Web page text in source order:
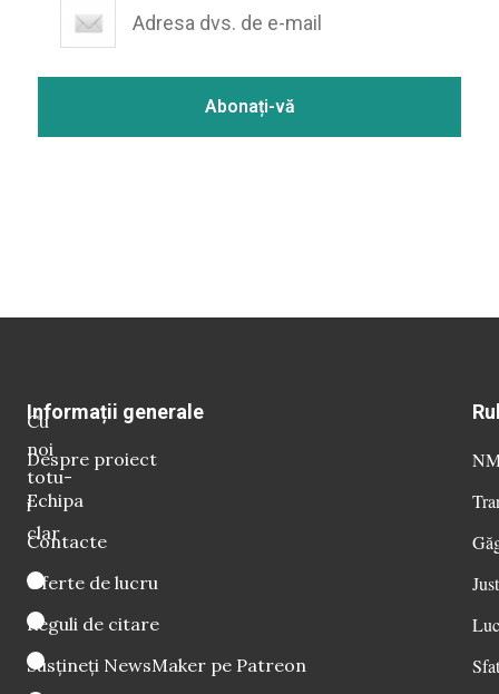
Cu
noi
totu-
i
clar
Informații generale
Despre proiect
Echipa
Contacte
Oferte de lucru
Reguli de citare
Susțineți NewsMaker pe Patreon